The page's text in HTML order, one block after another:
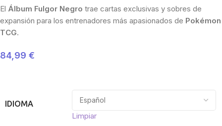
El Álbum Fulgor Negro trae cartas exclusivas y sobres de
expansión para los entrenadores más apasionados de Pokémon
TCG.
84,99 €
IDIOMA
Limpiar